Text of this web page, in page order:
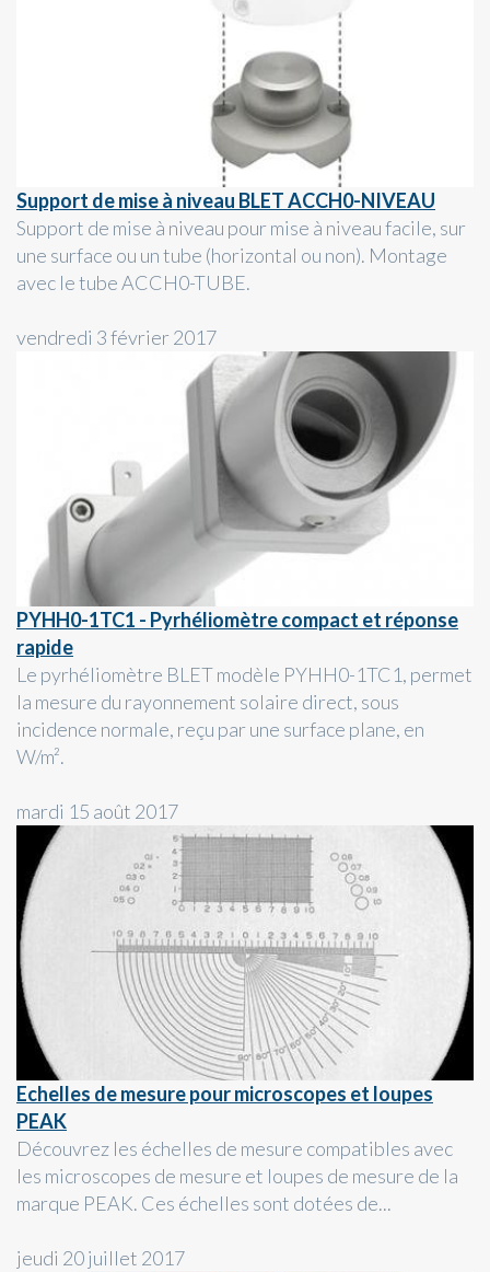
Support de mise à niveau BLET ACCH0-NIVEAU
Support de mise à niveau pour mise à niveau facile, sur
une surface ou un tube (horizontal ou non). Montage
avec le tube ACCH0-TUBE.
vendredi 3 février 2017
PYHH0-1TC1 - Pyrhéliomètre compact et réponse
rapide
Le pyrhéliomètre BLET modèle PYHH0-1TC1, permet
la mesure du rayonnement solaire direct, sous
incidence normale, reçu par une surface plane, en
W/m².
mardi 15 août 2017
Echelles de mesure pour microscopes et loupes
PEAK
Découvrez les échelles de mesure compatibles avec
les microscopes de mesure et loupes de mesure de la
marque PEAK. Ces échelles sont dotées de...
jeudi 20 juillet 2017